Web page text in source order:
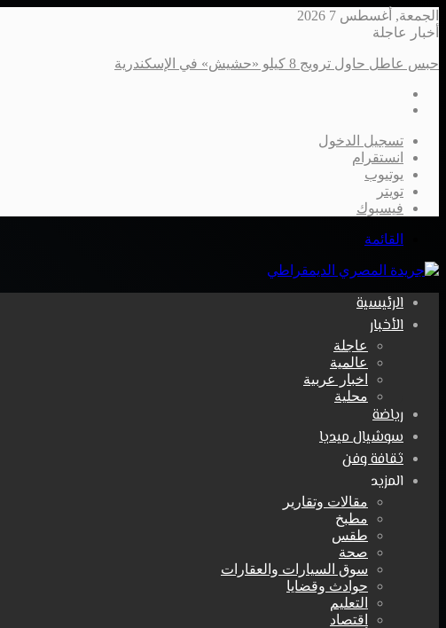
الجمعة, أغسطس 7 2026
أخبار عاجلة
حبس عاطل حاول ترويج 8 كيلو «حشيش» في الإسكندرية
تسجيل الدخول
انستقرام
يوتيوب
تويتر
فيسبوك
القائمة
الرئيسية
الأخبار
عاجلة
عالمية
اخبار عربية
محلية
رياضة
سوشيال ميديا
ثقافة وفن
المزيد
مقالات وتقارير
مطبخ
طقس
صحة
سوق السيارات والعقارات
حوادث وقضايا
التعليم
اقتصاد